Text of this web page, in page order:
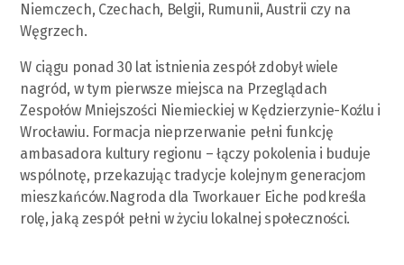
Niemczech, Czechach, Belgii, Rumunii, Austrii czy na
Węgrzech.
W ciągu ponad 30 lat istnienia zespół zdobył wiele
nagród, w tym pierwsze miejsca na Przeglądach
Zespołów Mniejszości Niemieckiej w Kędzierzynie-Koźlu i
Wrocławiu. Formacja nieprzerwanie pełni funkcję
ambasadora kultury regionu – łączy pokolenia i buduje
wspólnotę, przekazując tradycje kolejnym generacjom
mieszkańców.Nagroda dla Tworkauer Eiche podkreśla
rolę, jaką zespół pełni w życiu lokalnej społeczności.